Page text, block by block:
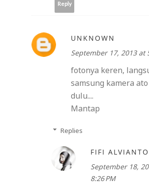
Reply
UNKNOWN
September 17, 2013 at
fotonya keren,
samsung kamera
dulu....
Mantap
Replies
FIFI ALVIANTO
September 18,
8:26 PM